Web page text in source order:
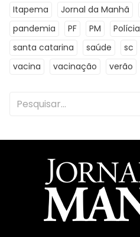
Itapema
Jornal da Manhã
pandemia
PF PM Polícia
santa catarina
saúde sc
vacina
vacinação verão